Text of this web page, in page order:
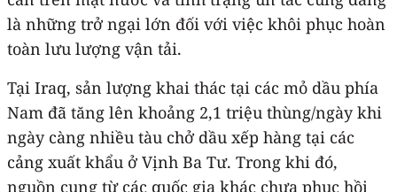
là những trở ngại lớn đối với việc khôi phục hoàn
toàn lưu lượng vận tải.
Tại Iraq, sản lượng khai thác tại các mỏ dầu phía
Nam đã tăng lên khoảng 2,1 triệu thùng/ngày khi
ngày càng nhiều tàu chở dầu xếp hàng tại các
cảng xuất khẩu ở Vịnh Ba Tư. Trong khi đó,
nguồn cung từ các quốc gia khác chưa phục hồi